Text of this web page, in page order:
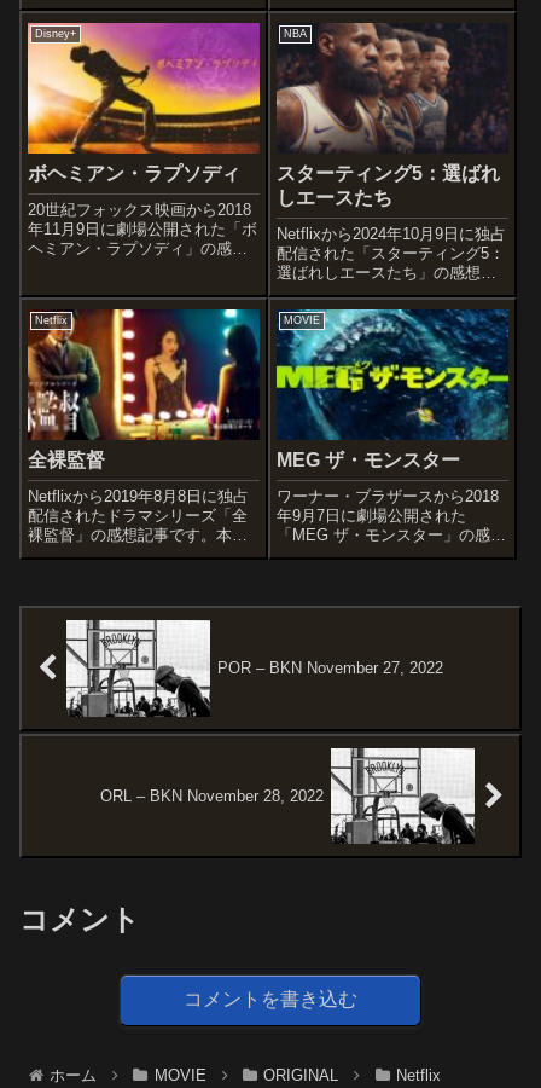
人気ゲーム「ポケットモンスタ
ー」シリーズを、スタジオ・ド
ワーフがストップモーションア
ニメーションで描いた作品で
す。オススメ度あらすじ＆予告
編...
ーの2023年の中編小説『シャ
イ』を原作とした作品です。オ
ススメ度あらすじ＆予告編非行
少年に更生する最後の機会を与
える学校の校長は、生徒たち...
Disney+
ボヘミアン・ラプソディ
20世紀フォックス映画から2018
年11月9日に劇場公開された「ボ
ヘミアン・ラプソディ」の感想
で、1991年に45歳の若さでこの
世を去ったフレディ・マーキュ
リーを描いた伝記作品。日本で
も...
NBA
スターティング5：選ばれ
しエースたち
Netflixから2024年10月9日に独占
配信された「スターティング5：
選ばれしエースたち」の感想記
事です。NBAのスタープレイヤ
ーである”ジミー・バトラ
ー”、”アンソニー・エドワー
ズ”、”レブロン・ジェーム
ズ”、”ドマンタス・サボニス”...
Netflix
全裸監督
Netflixから2019年8月8日に独占
配信されたドラマシリーズ「全
裸監督」の感想記事です。本橋
信宏による『全裸監督 村西とお
とおるの伝記ドラマです。オス
スメ度あらすじ＆予告編英語
教...
MOVIE
MEG ザ・モンスター
ワーナー・ブラザースから2018
年9月7日に劇場公開された
「MEG ザ・モンスター」の感想
記事です。1997年のスティー
した作品です。オススメ度あら
POR – BKN November 27, 2022
ORL – BKN November 28, 2022
コメント
コメントを書き込む
ホーム MOVIE ORIGINAL Netflix